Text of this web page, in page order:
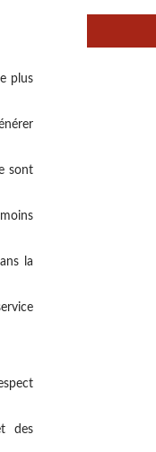
plus
sont
la
des